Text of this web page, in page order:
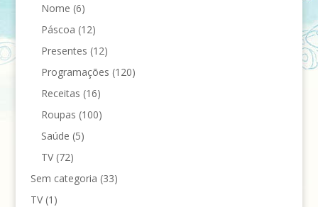
Nome (6)
Páscoa (12)
Presentes (12)
Programações (120)
Receitas (16)
Roupas (100)
Saúde (5)
TV(72)
Sem categoria (33)
TV(1)